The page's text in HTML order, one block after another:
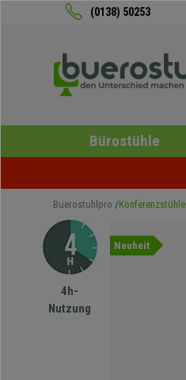
(0138) 50253
Bürostühle
Buerostuhlpro Konferenzstühle
4h-
Nutzung
Neuheit